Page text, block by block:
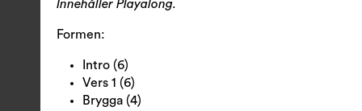
Innehåller Playalong.
Formen:
Intro (6)
Vers 1 (6)
Brygga (4)